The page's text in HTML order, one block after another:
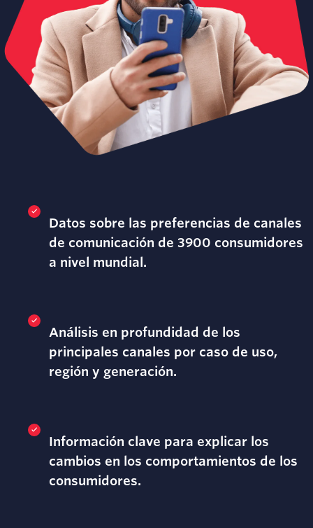
Datos sobre las preferencias de canales
de comunicación de 3900 consumidores
a nivel mundial.
Análisis en profundidad de los
principales canales por caso de uso,
región y generación.
Información clave para explicar los
cambios en los comportamientos de los
consumidores.